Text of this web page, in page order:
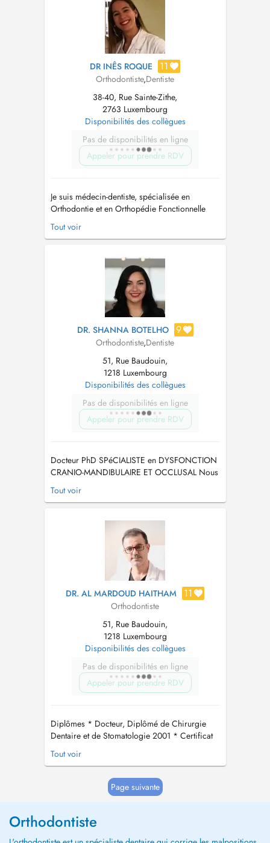
DR INÊS ROQUE 11
Orthodontiste,Dentiste
38-40, Rue Sainte-Zithe,
2763 Luxembourg
Disponibilités des collègues
Pas de disponibilités en ligne
Appeler pour prendre RDV
Je suis médecin-dentiste, spécialisée en
Orthodontie et en Orthopédie Fonctionnelle
des Maxillaires. Je propose des traitements
adaptés à tous les âges, tant pour les enfants
prévention et le suivi précoce des troubles
dento-faciaux. Mon objectif es...
Tout voir
DR. SHANNA BOTELHO 9
Orthodontiste,Dentiste
51, Rue Baudouin,
1218 Luxembourg
Disponibilités des collègues
Pas de disponibilités en ligne
Appeler pour prendre RDV
Docteur PhD SPéCIALISTE en DYSFONCTION
CRANIO-MANDIBULAIRE ET OCCLUSAL Nous
vous informons que nous avons mis en place le
PID / Tiers Payant Dorénavant vous ne payerez
FRANçAIS: Exercice consacré à l'orthodontie
et Orthoposturodontie de l'enfant ...
Tout voir
DR. AL MARDOUD HAITHAM 11
Orthodontiste
51, Rue Baudouin,
1218 Luxembourg
Disponibilités des collègues
Pas de disponibilités en ligne
Appeler pour prendre RDV
Diplômes * Docteur, Diplômé de Chirurgie
Dentaire et de Stomatologie 2001 * Certificat
détudes supérieures, chirurgie dentaire, art
dentaire 2004 France * Diplôme, Orthopédie
médicochirurgicale des lasers 2005 France. *
Certificat d'études supérieure...
Tout voir
Page suivante
Orthodontiste